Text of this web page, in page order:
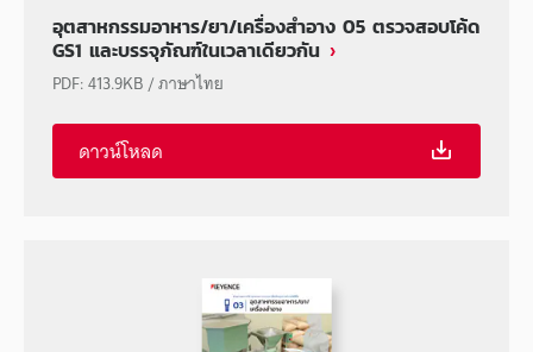
อุตสาหกรรมอาหาร/ยา/เครื่องสำอาง 05 ตรวจสอบโค้ด
GS1 และบรรจุภัณฑ์ในเวลาเดียวกัน
PDF:413.9KB/ภาษาไทย
ดาวน์โหลด